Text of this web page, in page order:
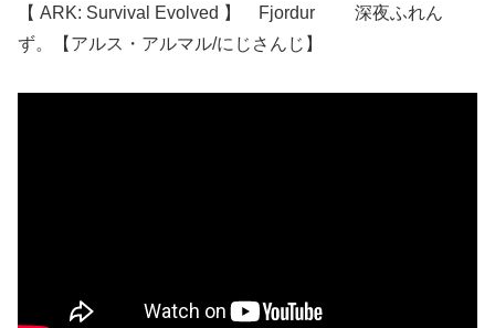
【 ARK: Survival Evolved 】 Fjordur 深夜ふれん
ず。【アルス・アルマル/にじさんじ】